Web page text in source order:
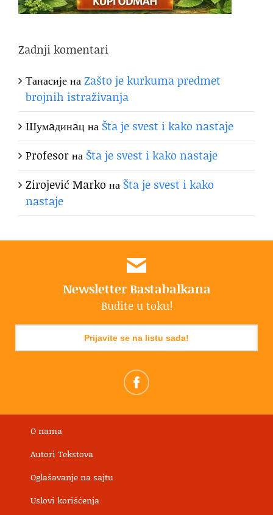
Zadnji komentari
ТанасијенаZašto je kurkuma predmet
brojnih istraživanja
Шумaдинaцна Šta je svest i kako nastaje
Profesorна Šta je svest i kako nastaje
Zirojević Marko на Šta je svest i kako
nastaje
Newsletter Bastabalkana
Budite u toku!
Prijavite se na listu sada!
O nama
Autori Tekstova
Oglašavanje na sajtu
Uslovi korišćenja